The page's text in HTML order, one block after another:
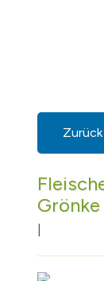
Zurück
Grönke